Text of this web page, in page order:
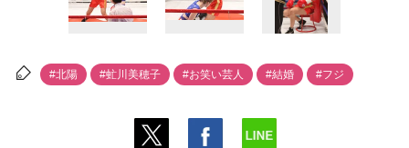
#北陽 #虻川美穂子 #お笑い芸人 #結婚 #フジ